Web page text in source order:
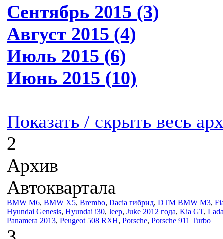
Сентябрь 2015 (3)
Август 2015 (4)
Июль 2015 (6)
Июнь 2015 (10)
Показать / скрыть весь
2
Архив
Автоквартала
BMW M6, BMW X5, Brembo, Dacia гибрид, DTM BMW M3,
Hyundai Genesis, Hyundai i30, Jeep, Juke 2012 года, Kia GT,
Panamera 2013, Peugeot 508 RXH, Porsche, Porsche 911 Turbo